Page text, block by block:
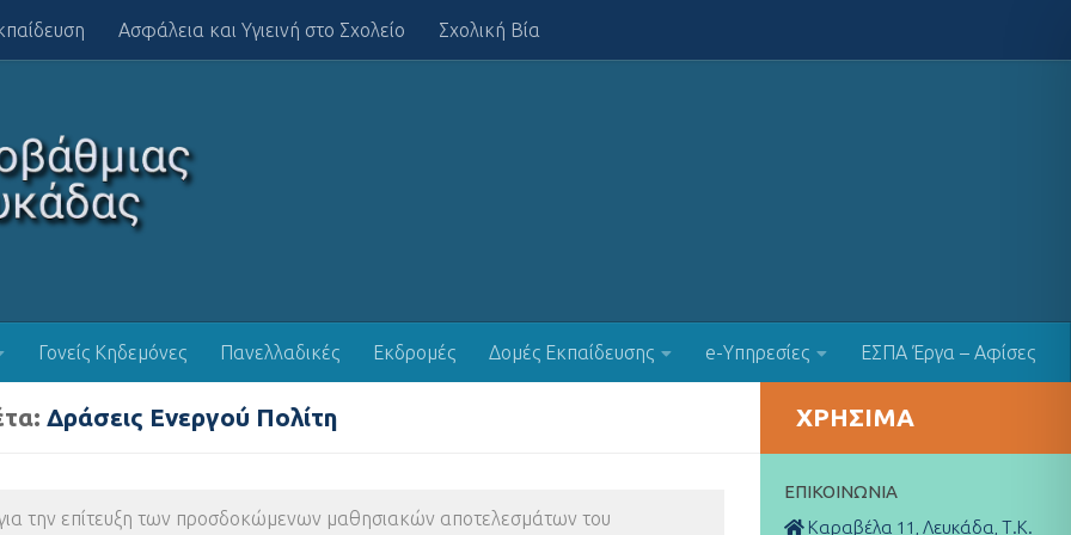
Ασφάλεια και Υγιεινή στο Σχολείο Σχολική Βία
Γονείς Κηδεμόνες Πανελλαδικές Εκδρομές Δομές Εκπαίδευσης e-Υπηρεσίες ΕΣΠΑ Έργα – Αφίσες
Δράσεις Ενεργού Πολίτη
την επίτευξη των προσδοκώμενων μαθησιακών αποτελεσμάτων του
ΧΡΉΣΙΜΑ
ΕΠΙΚΟΙΝΩΝΊΑ
Καραβέλα 11, Λευκάδα, Τ.Κ.